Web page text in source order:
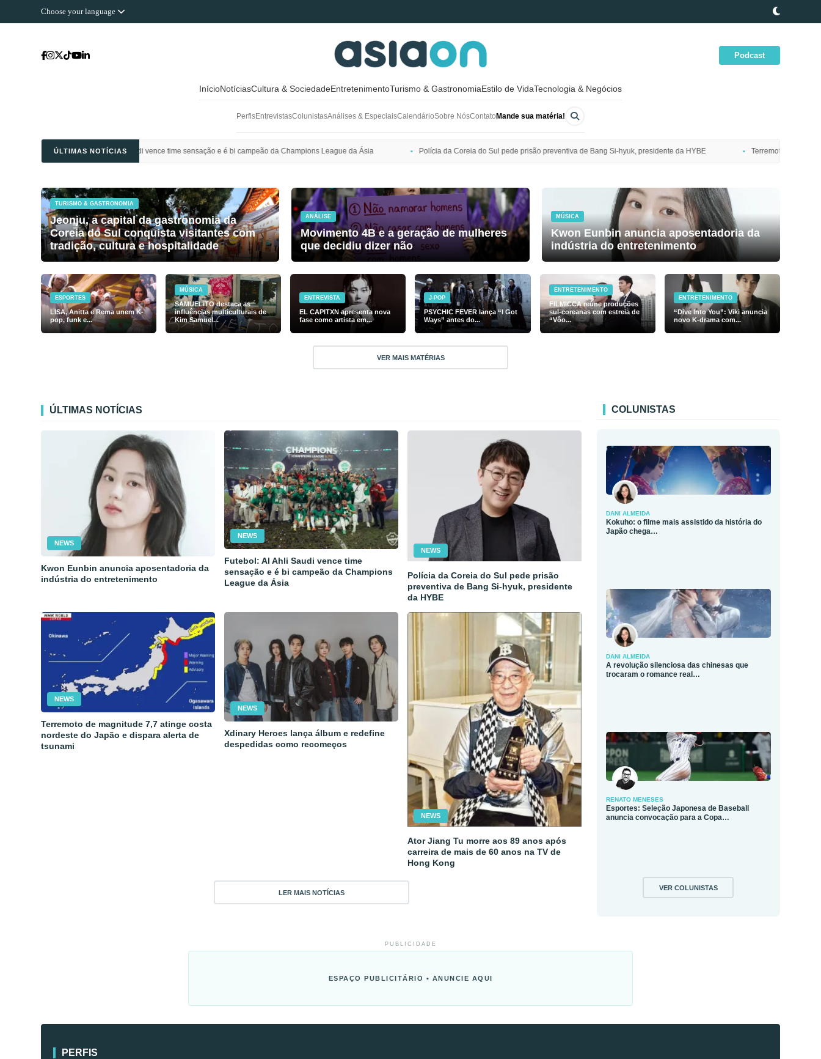
Choose your language
Podcast
InícioNotíciasCultura & SociedadeEntretenimentoTurismo & GastronomiaEstilo de VidaTecnologia & Negócios
PerfisEntrevistasColunistasAnálises & EspeciaisCalendárioSobre NósContato Mande sua matéria!
ÚLTIMAS NOTÍCIAS
Al Ahli Saudi vence time sensação e é bi campeão da Champions League da Ásia Polícia da Coreia do Sul pede prisão preventiva de Bang Si-hyuk, presidente da HYBE Terremoto de magnitude 7,7 atinge costa
TURISMO & GASTRONOMIA
Jeonju, a capital da gastronomia da
Coreia do Sul conquista visitantes com
tradição, cultura e hospitalidade
ANÁLISE
Movimento 4B e a geração de mulheres
que decidiu dizer não
MÚSICA
Kwon Eunbin anuncia aposentadoria da
indústria do entretenimento
ESPORTES
LISA, Anitta e Rema unem K-
pop, funk e...
MÚSICA
SAMUELiTO destaca as
influências multiculturais de
Kim Samuel...
ENTREVISTA
EL CAPITXN apresenta nova
fase como artista em...
J-POP
PSYCHIC FEVER lança “I Got
Ways” antes do...
ENTRETENIMENTO
FILMICCA reúne produções
sul-coreanas com estreia de
“Vôo...
ENTRETENIMENTO
“Dive Into You”: Viki anuncia
novo K-drama com...
VER MAIS MATÉRIAS
ÚLTIMAS NOTÍCIAS
NEWS
Kwon Eunbin anuncia aposentadoria da
indústria do entretenimento
NEWS
Futebol: Al Ahli Saudi vence time
sensação e é bi campeão da Champions
League da Ásia
NEWS
Polícia da Coreia do Sul pede prisão
preventiva de Bang Si-hyuk, presidente
da HYBE
NEWS
Terremoto de magnitude 7,7 atinge costa
nordeste do Japão e dispara alerta de
tsunami
NEWS
Xdinary Heroes lança álbum e redefine
despedidas como recomeços
NEWS
Ator Jiang Tu morre aos 89 anos após
carreira de mais de 60 anos na TV de
Hong Kong
LER MAIS NOTÍCIAS
COLUNISTAS
DANI ALMEIDA
Kokuho: o filme mais assistido da história do
Japão chega…
DANI ALMEIDA
A revolução silenciosa das chinesas que
trocaram o romance real…
RENATO MENESES
Esportes: Seleção Japonesa de Baseball
anuncia convocação para a Copa…
VER COLUNISTAS
PUBLICIDADE
ESPAÇO PUBLICITÁRIO • ANUNCIE AQUI
PERFIS